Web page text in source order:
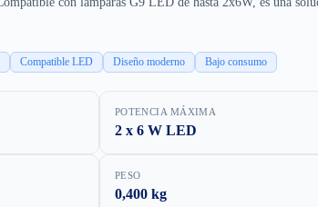
Compatible LED Diseño moderno Bajo consumo
POTENCIA MÁXIMA
2 x 6 W LED
PESO
0,400 kg